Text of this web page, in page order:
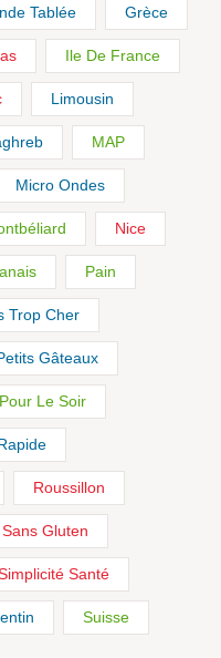
Tablée Grèce
Ile De France
Limousin
MAP
Micro Ondes
Nice
Pain
Trop Cher
Gâteaux
Pour Le Soir
Roussillon
Sans Gluten
Santé
Suisse